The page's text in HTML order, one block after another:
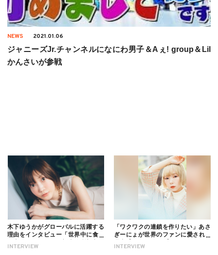
NEWS 2021.01.06
ジャニーズJr.チャンネルになにわ男子＆Aぇ! group＆Lil
かんさいが参戦
INTERVIEW
木下ゆうかがグローバルに活躍する
理由をインタビュー「世界中に食べ
ついても
INTERVIEW
「ワクワクの連鎖を作りたい」あさ
ぎーにょが世界のファンに愛される